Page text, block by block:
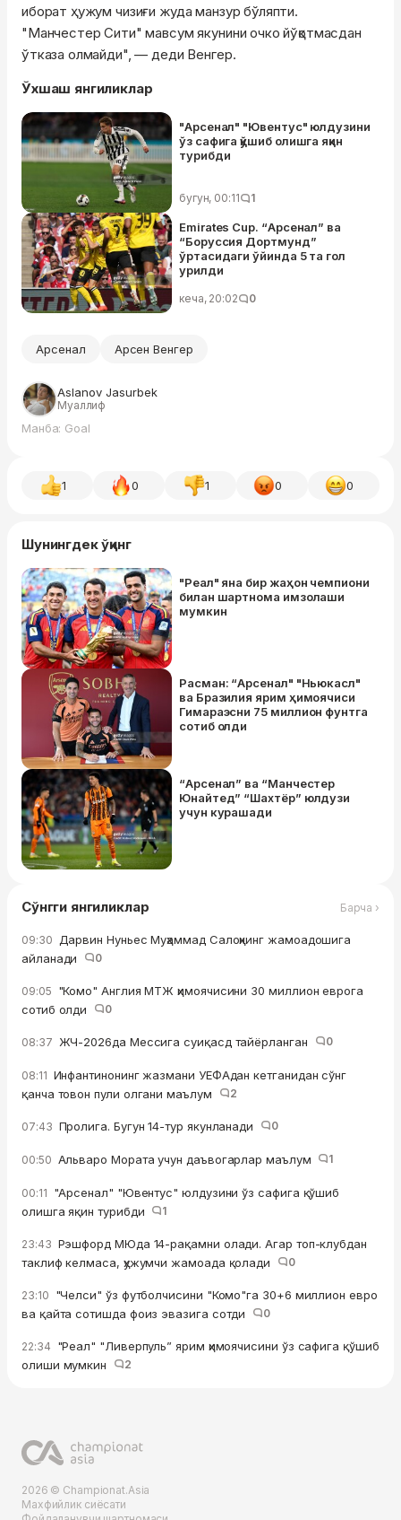
иборат ҳужум чизиғи жуда манзур бўляпти.
"Манчестер Сити" мавсум якунини очко йўқотмасдан
ўтказа олмайди", — деди Венгер.
Ўхшаш янгиликлар
"Арсенал" "Ювентус" юлдузини
ўз сафига қўшиб олишга яқин
турибди
бугун, 00:11 1
Emirates Cup. “Арсенал” ва
“Боруссия Дортмунд”
ўртасидаги ўйинда 5 та гол
урилди
кеча, 20:02 0
Арсенал Арсен Венгер
Aslanov Jasurbek
Муаллиф
Манба: Goal
1 0 1 0 0
Шунингдек ўқинг
"Реал" яна бир жаҳон чемпиони
билан шартнома имзолаши
мумкин
Расман: “Арсенал" "Ньюкасл"
ва Бразилия ярим ҳимоячиси
Гимараэсни 75 миллион фунтга
сотиб олди
“Арсенал” ва “Манчестер
Юнайтед” “Шахтёр” юлдузи
учун курашади
Сўнгги янгиликлар Барча ›
09:30 Дарвин Нуньес Муҳаммад Салоҳнинг жамоадошига
айланади
0
09:05 "Комо" Англия МТЖ ҳимоячисини 30 миллион еврога
сотиб oлди
0
08:37 ЖЧ-2026да Мессига суиқасд тайёрланган 0
08:11 Инфантинонинг жазмани УЕФАдан кетганидан сўнг
қанча товон пули олгани маълум
2
07:43 Пролига. Бугун 14-тур якунланади 0
00:50 Альваро Мората учун даъвогарлар маълум 1
00:11 "Арсенал" "Ювентус" юлдузини ўз сафига қўшиб
олишга яқин турибди
1
23:43 Рэшфорд МЮда 14-рақамни олади. Агар топ-клубдан
таклиф келмаса, ҳужумчи жамоада қолади
0
23:10 "Челси" ўз футболчисини "Комо"га 30+6 миллион евро
ва қайта сотишда фоиз эвазига сотди
0
22:34 "Реал" "Ливерпуль” ярим ҳимоячисини ўз сафига қўшиб
олиши мумкин
2
2026 © Championat.Asia
Махфийлик сиёсати